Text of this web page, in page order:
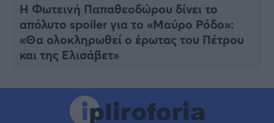
Η Φωτεινή Παπαθεοδώρου δίνει το
απόλυτο spoiler για το «Μαύρο Ρόδο»:
«Θα ολοκληρωθεί ο έρωτας του Πέτρου
και της Ελισάβετ»